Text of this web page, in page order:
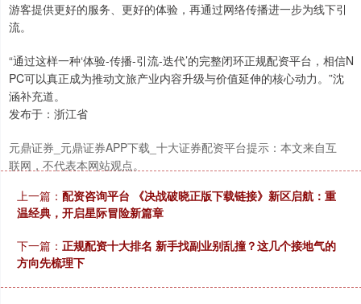
游客提供更好的服务、更好的体验，再通过网络传播进一步为线下引
流。
“通过这样一种‘体验-传播-引流-迭代’的完整闭环正规配资平台，相信N
PC可以真正成为推动文旅产业内容升级与价值延伸的核心动力。”沈
涵补充道。
发布于：浙江省
元鼎证券_元鼎证券APP下载_十大证券配资平台提示：本文来自互
联网，不代表本网站观点。
上一篇： 配资咨询平台 《决战破晓正版下载链接》新区启航：重
温经典，开启星际冒险新篇章
下一篇： 正规配资十大排名 新手找副业别乱撞？这几个接地气的
方向先梳理下